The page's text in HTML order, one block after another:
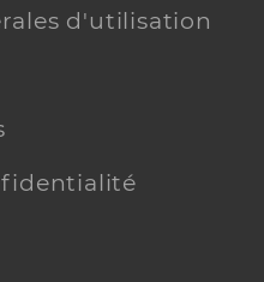
d'utilisation